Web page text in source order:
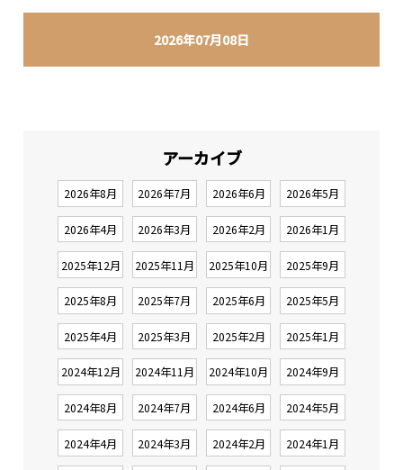
2026年07月08日
アーカイブ
2026年8月 2026年7月 2026年6月 2026年5月
2026年4月 2026年3月 2026年2月 2026年1月
2025年12月 2025年11月 2025年10月 2025年9月
2025年8月 2025年7月 2025年6月 2025年5月
2025年4月 2025年3月 2025年2月 2025年1月
2024年12月 2024年11月 2024年10月 2024年9月
2024年8月 2024年7月 2024年6月 2024年5月
2024年4月 2024年3月 2024年2月 2024年1月